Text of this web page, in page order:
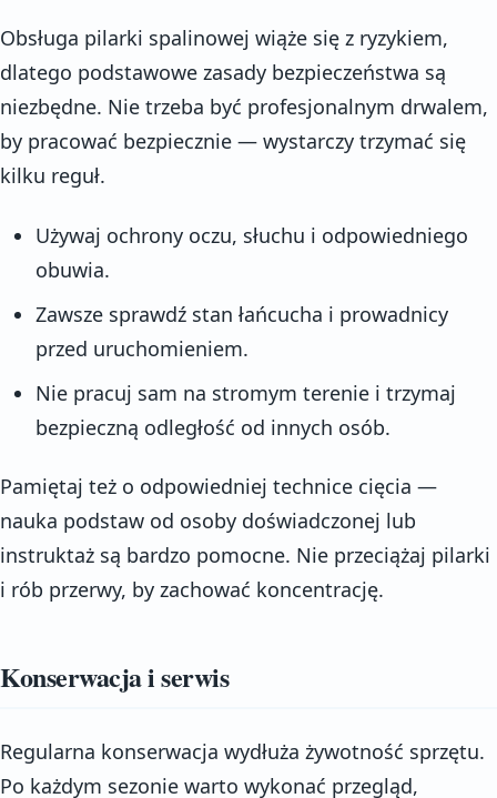
Obsługa pilarki spalinowej wiąże się z ryzykiem,
dlatego podstawowe zasady bezpieczeństwa są
niezbędne. Nie trzeba być profesjonalnym drwalem,
by pracować bezpiecznie — wystarczy trzymać się
kilku reguł.
Używaj ochrony oczu, słuchu i odpowiedniego
obuwia.
Zawsze sprawdź stan łańcucha i prowadnicy
przed uruchomieniem.
Nie pracuj sam na stromym terenie i trzymaj
bezpieczną odległość od innych osób.
Pamiętaj też o odpowiedniej technice cięcia —
nauka podstaw od osoby doświadczonej lub
instruktaż są bardzo pomocne. Nie przeciążaj pilarki
i rób przerwy, by zachować koncentrację.
Konserwacja i serwis
Regularna konserwacja wydłuża żywotność sprzętu.
Po każdym sezonie warto wykonać przegląd,